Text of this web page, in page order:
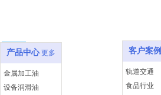
产品中心 更多
金属加工油
设备润滑油
客户案例
轨道交通
食品行业